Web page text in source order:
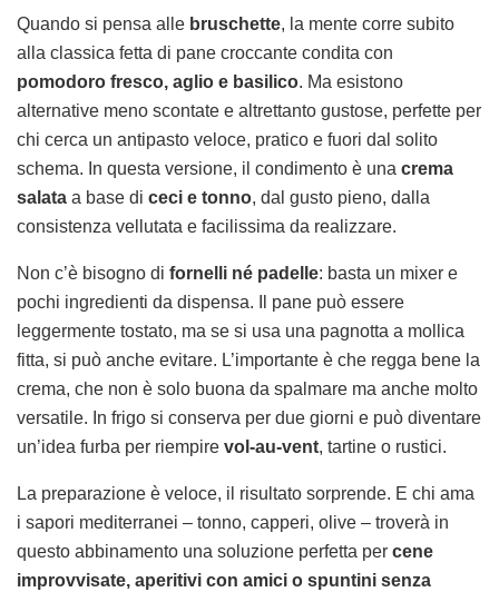
Quando si pensa alle bruschette, la mente corre subito
alla classica fetta di pane croccante condita con
pomodoro fresco, aglio e basilico. Ma esistono
alternative meno scontate e altrettanto gustose, perfette per
chi cerca un antipasto veloce, pratico e fuori dal solito
schema. In questa versione, il condimento è una crema
salata a base di ceci e tonno, dal gusto pieno, dalla
consistenza vellutata e facilissima da realizzare.
Non c’è bisogno di fornelli né padelle: basta un mixer e
pochi ingredienti da dispensa. Il pane può essere
leggermente tostato, ma se si usa una pagnotta a mollica
fitta, si può anche evitare. L’importante è che regga bene la
crema, che non è solo buona da spalmare ma anche molto
versatile. In frigo si conserva per due giorni e può diventare
un’idea furba per riempire vol-au-vent, tartine o rustici.
La preparazione è veloce, il risultato sorprende. E chi ama
i sapori mediterranei – tonno, capperi, olive – troverà in
questo abbinamento una soluzione perfetta per cene
improvvisate, aperitivi con amici o spuntini senza